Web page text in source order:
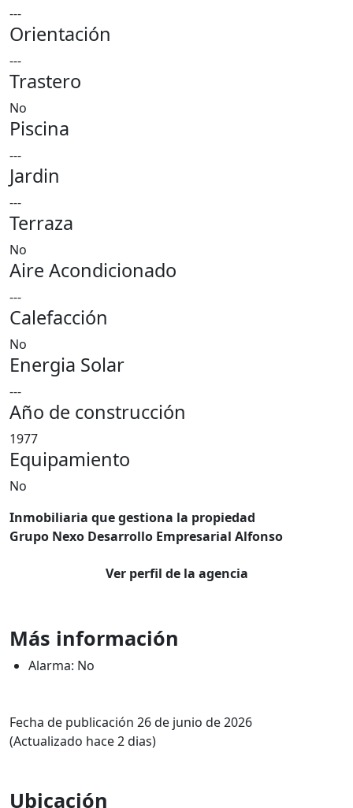
---
Orientación
---
Trastero
No
Piscina
---
Jardin
---
Terraza
No
Aire Acondicionado
---
Calefacción
No
Energia Solar
---
Año de construcción
1977
Equipamiento
No
Inmobiliaria que gestiona la propiedad
Grupo Nexo Desarrollo Empresarial Alfonso
Ver perfil de la agencia
Más información
Alarma: No
Fecha de publicación 26 de junio de 2026
(Actualizado hace 2 dias)
Ubicación